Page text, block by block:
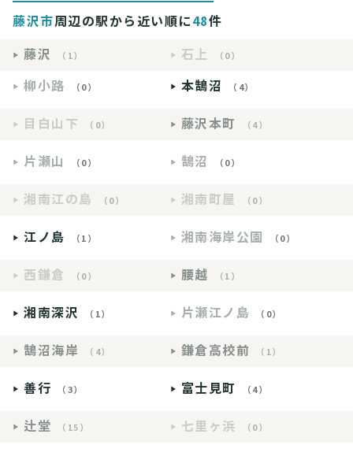
藤沢市周辺の駅から近い順に48件
藤沢
（1） 石上 （0）
柳小路 （0） 本鵠沼 （4）
目白山下 （0） 藤沢本町 （4）
片瀬山 （0） 鵠沼 （0）
湘南江の島 （0） 湘南町屋 （0）
江ノ島 （1） 湘南海岸公園 （0）
西鎌倉 （0） 腰越 （1）
湘南深沢 （1） 片瀬江ノ島 （0）
鵠沼海岸 （4） 鎌倉高校前 （1）
善行 （3） 富士見町 （4）
辻堂 （15） 七里ヶ浜 （0）